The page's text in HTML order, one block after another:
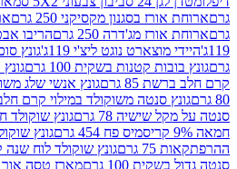
בסגנון מקסיקני 250 גרם
מג'דרה 250 גרם
הריבו אבטיח 160ג'
נוגט ליצ'י 119ג'
קטנות בשקית 100 גרם
גונץ אנשי שלג
גרם
גונץ אנשי שלג משוקולד
סנטה משוקולד במילוי קרם חלב ברשת 85 גרם
78 גרם
גונץ שוקולד חלב סנטה 100 גרם
גונץ שוקולד לוח שנה
גונץ שוקולד לוח שנה קריסמיס 50 גרם
100 גרם
מארז טסה אור גדולגומי